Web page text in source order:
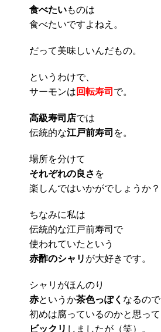
食べたいものは
食べたいですよねえ。
だって美味しいんだもの。
というわけで、
サーモンは 回転寿司 で。
高級寿司店では
伝統的な江戸前寿司 を。
場所を分けて
それぞれの良さ を
楽しんではいかがでしょうか？
ちなみに私は
伝統的な江戸前寿司で
使われていたという
赤酢のシャリ が大好きです。
シャリがほんのり
赤というか茶色っぽく なるので
初めは腐っているのかと思って
ビックリ しましたが（笑）。